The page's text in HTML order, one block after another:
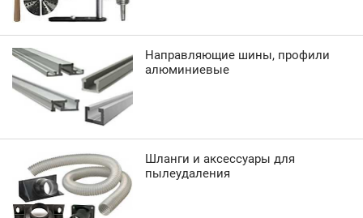
Направляющие шины, профили
алюминиевые
Шланги и аксессуары для
пылеудаления